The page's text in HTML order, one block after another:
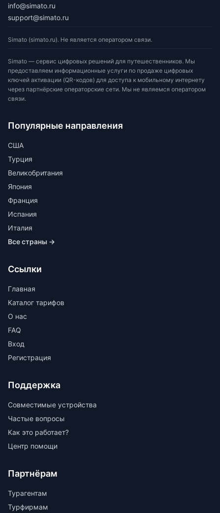
info@simato.ru
support@simato.ru
Simato (simato.ru). Не является оператором связи.
Simato — сервис цифровых решений для путешественников. Мы
предоставляем информационные услуги по продаже цифровых
ключей активации (QR-кодов) для доступа к мобильному интернету
через партнёрские операторские сети. Мы не являемся оператором
связи.
Популярные направления
США
Турция
Великобритания
Япония
Франция
Испания
Италия
Все страны →
Ссылки
Главная
Каталог тарифов
О нас
FAQ
Вход
Регистрация
Поддержка
Совместимые устройства
Частые вопросы
Как это работает?
Центр помощи
Партнёрам
Турагентам
Турфирмам